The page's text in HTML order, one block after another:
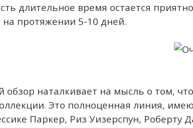
длительное время остается
на протяжении 5-10 дней.
обзор наталкивает на мысль о том,
Это полноценная линия,
Паркер, Риз Уизерспун, Роберту